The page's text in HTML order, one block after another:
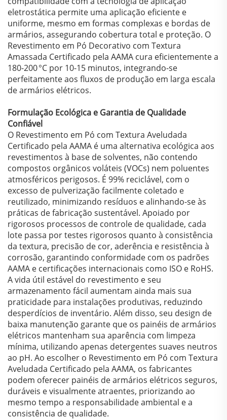
eletrostática permite uma aplicação eficiente e
uniforme, mesmo em formas complexas e bordas de
armários, assegurando cobertura total e proteção. O
Revestimento em Pó Decorativo com Textura
Amassada Certificado pela AAMA cura eficientemente a
180-200 °C por 10-15 minutos, integrando-se
perfeitamente aos fluxos de produção em larga escala
de armários elétricos.
Formulação Ecológica e Garantia de Qualidade
Confiável
O Revestimento em Pó com Textura Aveludada
Certificado pela AAMA é uma alternativa ecológica aos
revestimentos à base de solventes, não contendo
compostos orgânicos voláteis (VOCs) nem poluentes
atmosféricos perigosos. É 99% reciclável, com o
excesso de pulverização facilmente coletado e
reutilizado, minimizando resíduos e alinhando-se às
práticas de fabricação sustentável. Apoiado por
rigorosos processos de controle de qualidade, cada
lote passa por testes rigorosos quanto à consistência
da textura, precisão de cor, aderência e resistência à
corrosão, garantindo conformidade com os padrões
AAMA e certificações internacionais como ISO e RoHS.
A vida útil estável do revestimento e seu
armazenamento fácil aumentam ainda mais sua
praticidade para instalações produtivas, reduzindo
desperdícios de inventário. Além disso, seu design de
baixa manutenção garante que os painéis de armários
elétricos mantenham sua aparência com limpeza
mínima, utilizando apenas detergentes suaves neutros
ao pH. Ao escolher o Revestimento em Pó com Textura
Aveludada Certificado pela AAMA, os fabricantes
podem oferecer painéis de armários elétricos seguros,
duráveis e visualmente atraentes, priorizando ao
mesmo tempo a responsabilidade ambiental e a
consistência de qualidade.